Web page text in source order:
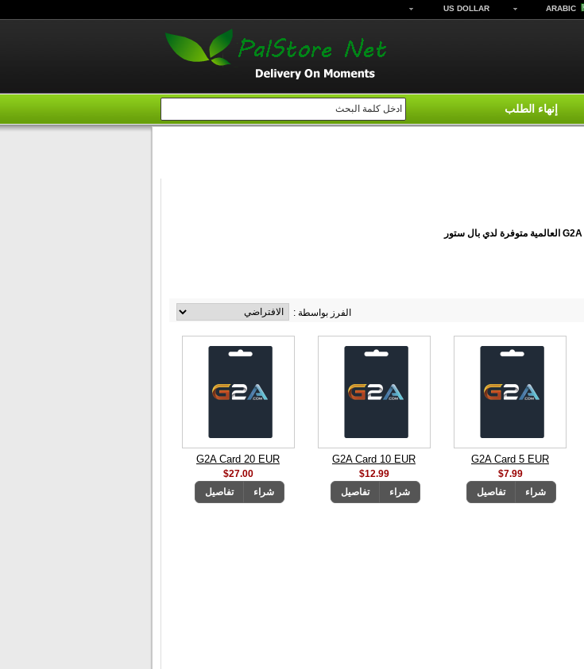
US DOLLAR
إنهاء الطلب
الفرز بواسطة :
G2A Card 5 EUR
$7.99
شراء
تفاصيل
G2A Card 10 EUR
$12.99
شراء
تفاصيل
G2A Card 20 EUR
$27.00
شراء
تفاصيل